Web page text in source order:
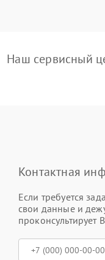
Наш сервисный
Контактная
Если требуется
свои данные и
проконсультирует